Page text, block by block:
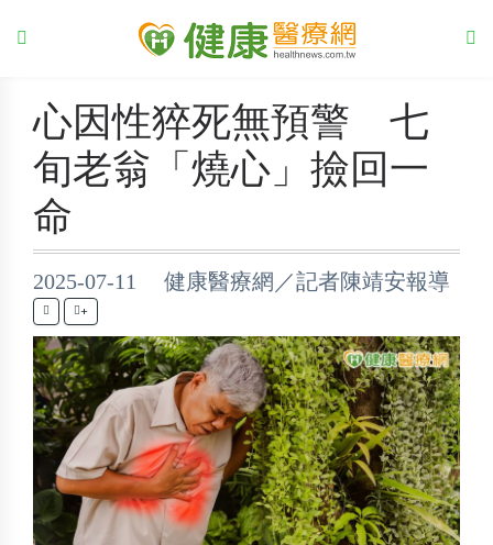
心因性猝死無預警 七
旬老翁「燒心」撿回一
命
2025-07-11 健康醫療網／記者陳靖安報導
+